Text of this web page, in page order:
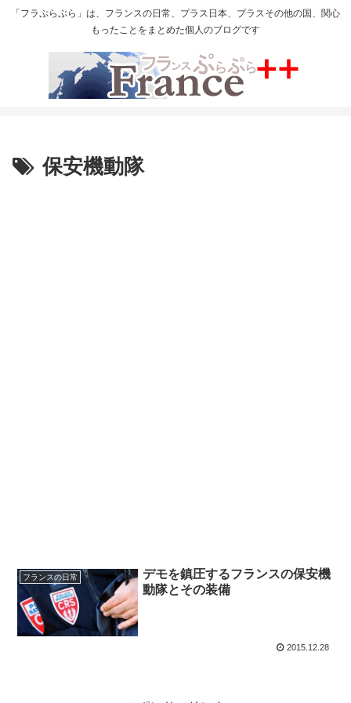
「フラぷらぷら」は、フランスの日常、プラス日本、プラスその他の国、関心
もったことをまとめた個人のブログです
保安機動隊
フランスの日常
デモを鎮圧するフランスの保安機
動隊とその装備
2015.12.28